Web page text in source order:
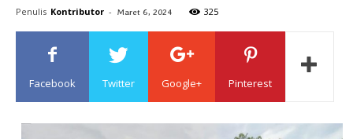
Sulawesi
Penulis Kontributor - Maret 6, 2024 325
Facebook Twitter Google+ Pinterest